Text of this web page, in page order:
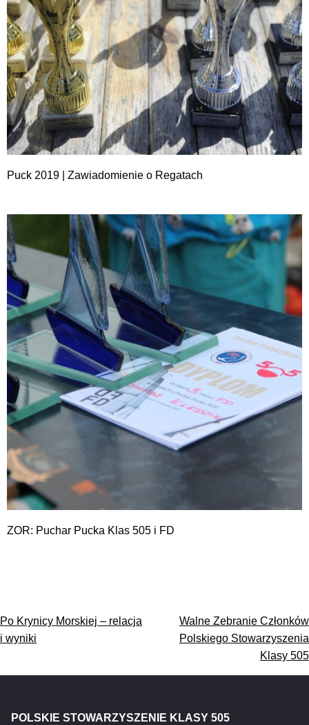
Puck 2019 | Zawiadomienie o Regatach
ZOR: Puchar Pucka Klas 505 i FD
Nawigacja
wpisu
Po Krynicy Morskiej – relacja
i wyniki
Walne Zebranie Członków
Polskiego Stowarzyszenia
Klasy 505
POLSKIE STOWARZYSZENIE KLASY 505